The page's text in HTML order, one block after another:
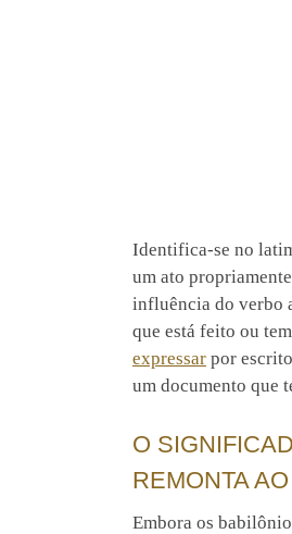
Identifica-se no
um ato
influência do verbo
que está feito ou
expressarpor
um documento que
O
REMONTA
Embora os